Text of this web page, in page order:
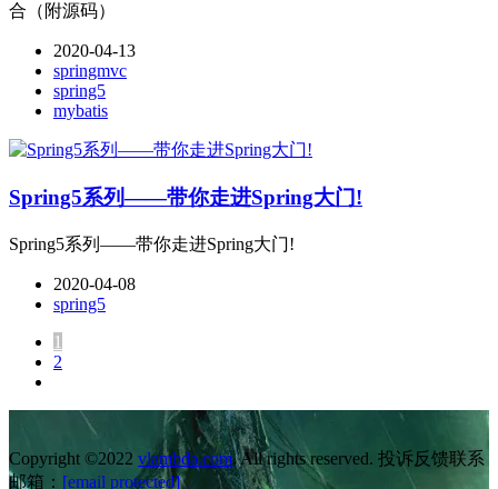
合（附源码）
2020-04-13
springmvc
spring5
mybatis
Spring5系列——带你走进Spring大门!
Spring5系列——带你走进Spring大门!
2020-04-08
spring5
1
2
Copyright ©2022 vlambda.com. All rights reserved. 投诉反馈联系
邮箱： [email protected]